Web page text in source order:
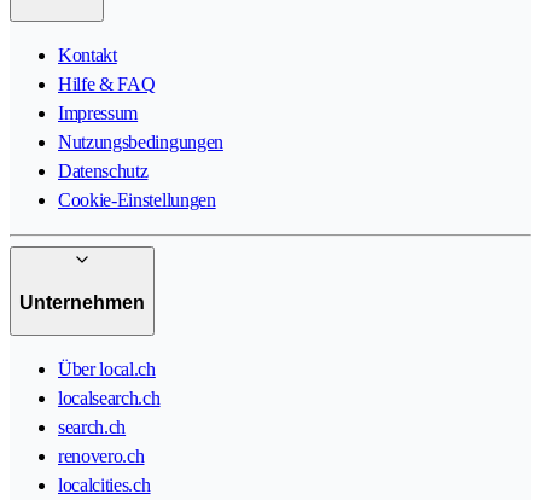
Kontakt
Hilfe & FAQ
Impressum
Nutzungsbedingungen
Datenschutz
Cookie-Einstellungen
Unternehmen
Über local.ch
localsearch.ch
search.ch
renovero.ch
localcities.ch